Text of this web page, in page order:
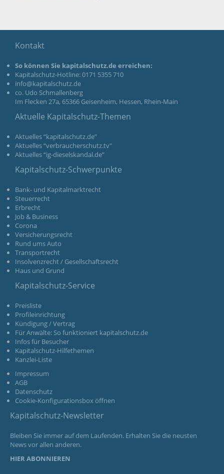
Kontakt
So können Sie kapitalschutz.de erreichen:
Kapitalschutz-Hotline: 0171 5355 710
info@kapitalschutz.de
co. Udo Schmallenberg
Im Flecken 27a, 65366 Geisenheim, Hessen, Rhein-Main
Aktuelle Kapitalschutz-Themen
Aktuelles “kapitalschutz.de”
Aktuelles “verbraucherschutz.tv"
Aktuelles “ig-dieselskandal.de”
Kapitalschutz-Schwerpunkte
Bank- und Kapitalmarktrecht
Steuerrecht
Erbrecht
Job & Business
Corona
Versicherungsrecht
Rund ums Auto
Transportrecht
Insolvenzrecht / Gesellschaftsrecht
Haus und Grund
Kapitalschutz-Service
Preisliste
Profileinrichtung
Kündigung / Vertrag
Für Anwälte: So funktioniert kapitalschutz.de
Infos für Besucher
Kapitalschutz-Hilfethemen
Kanzlei-Liste
Impressum
AGB
Datenschutz
Cookie-Konfigurationsbox öffnen
Kapitalschutz-Newsletter
Bleiben Sie immer auf dem Laufenden. Erhalten Sie die neusten
News vor allen anderen.
HIER ABONNIEREN